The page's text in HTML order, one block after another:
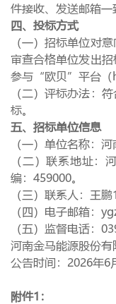
件接收、发送邮箱一
四、投标方式
（一）招标单位对
审查合格单位发出
参与“欧贝”平台（
（二）评标办法：
标。
五、招标单位信息
（一）单位名称：
（二）联系地址：
编： 459000。
（三）联系人：王鹏
（四）电子邮箱：
（五）监督电话：
河南金马能源股份有
公告时间： 2026年6
附件1 ：